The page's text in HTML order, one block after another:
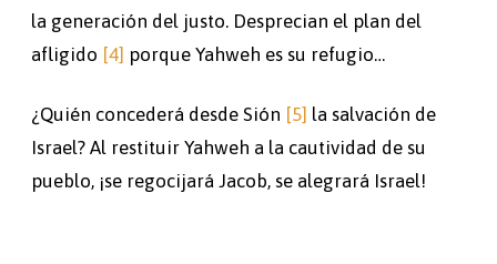
la generación del justo. Desprecian el plan del
afligido [4] porque Yahweh es su refugio…
¿Quién concederá desde Sión [5] la salvación de
Israel? Al restituir Yahweh a la cautividad de su
pueblo, ¡se regocijará Jacob, se alegrará Israel!